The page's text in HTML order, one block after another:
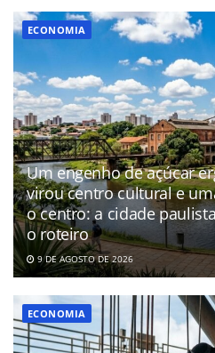
ECONOMIA
Um engenho de açúcar
virou centro cultural e
o centro: a cidade
o roteiro
9 DE AGOSTO DE 2026
ECONOMIA